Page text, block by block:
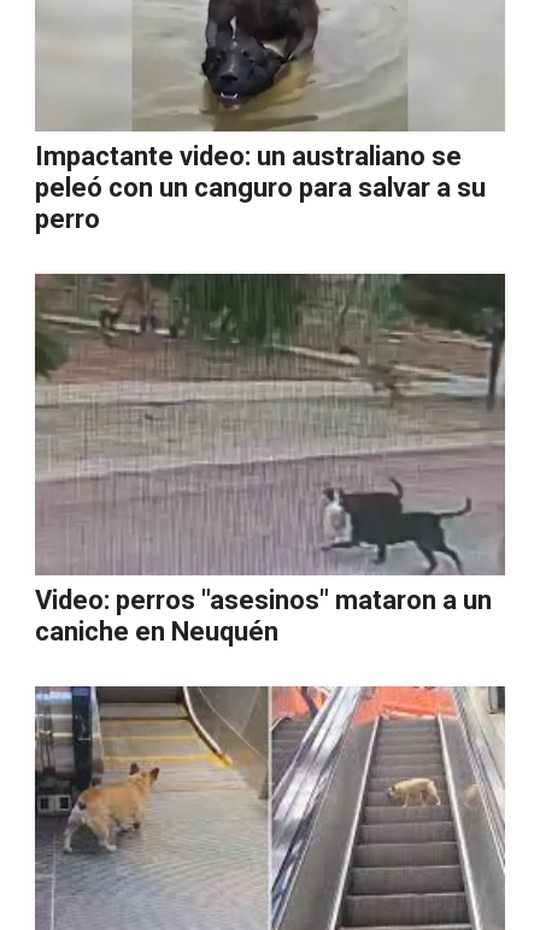
Impactante video: un australiano se
peleó con un canguro para salvar a su
perro
Video: perros "asesinos" mataron a un
caniche en Neuquén